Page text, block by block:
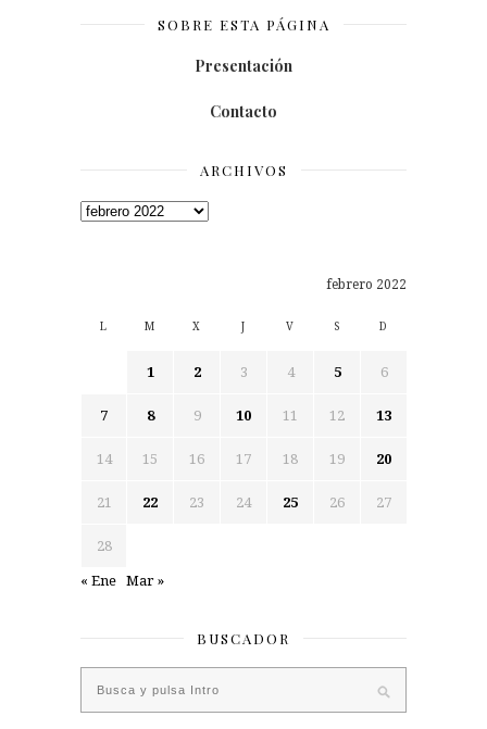
SOBRE ESTA PÁGINA
Presentación
Contacto
ARCHIVOS
Archivos
febrero 2022
L M X J V S D
1 2 3 4 5 6
7 8 9 10 11 12 13
14 15 16 17 18 19 20
21 22 23 24 25 26 27
28
« Ene Mar »
BUSCADOR